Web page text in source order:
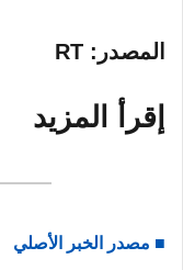
المصدر : RT
إقرأ المزيد
■ مصدر الخبر الأصلي